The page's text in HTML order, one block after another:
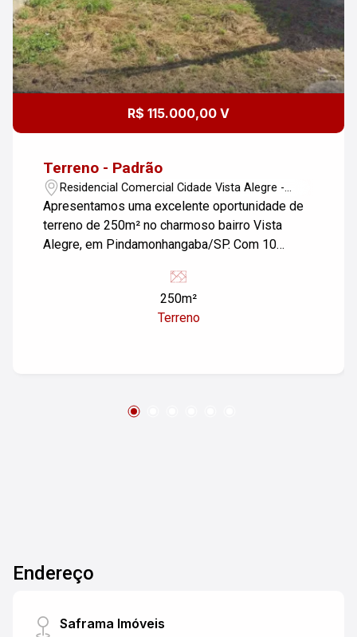
R$ 115.000,00 V
Terreno - Padrão
Residencial Comercial Cidade Vista Alegre -
Pindamonhangaba/SP
Apresentamos uma excelente oportunidade de
terreno de 250m² no charmoso bairro Vista
Alegre, em Pindamonhangaba/SP. Com 10
nos fundos e laterais, pronto para você iniciar a
construção da sua nova casa ou
empreendimento misto. Localizado de forma
tornando o processo de aquisição ainda mais
250m²
Terreno
Endereço
Saframa Imóveis